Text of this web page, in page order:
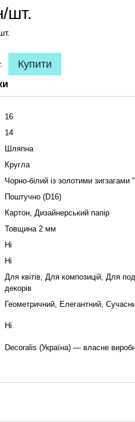
шт.
Купити
16
14
Шляпна
Кругла
Чорно-білий із золотими
Поштучно (D16)
Картон, Дизайнерський папір
Товщина 2 мм
Ні
Ні
Для квітів, Для композицій, Для
декорів
Геометричний, Елегантний,
Ні
Decoralis (Україна) — власне